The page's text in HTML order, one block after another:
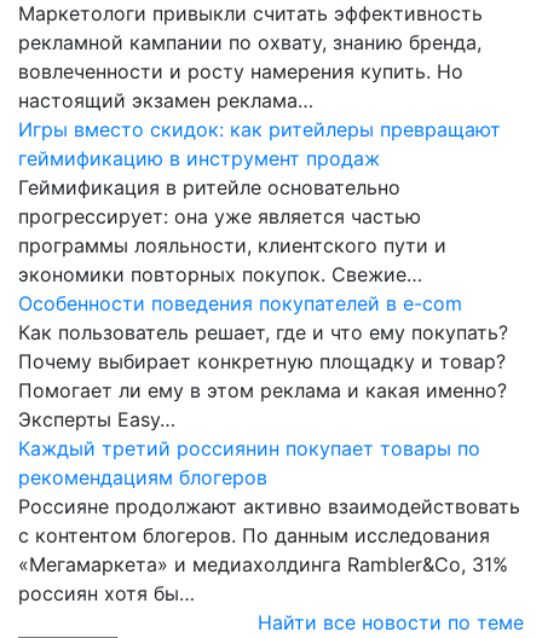
Маркетологи привыкли считать эффективность
рекламной кампании по охвату, знанию бренда,
вовлеченности и росту намерения купить. Но
настоящий экзамен реклама…
Игры вместо скидок: как ритейлеры превращают
геймификацию в инструмент продаж
Геймификация в ритейле основательно
прогрессирует: она уже является частью
программы лояльности, клиентского пути и
экономики повторных покупок. Свежие…
Особенности поведения покупателей в e-com
Как пользователь решает, где и что ему покупать?
Почему выбирает конкретную площадку и товар?
Помогает ли ему в этом реклама и какая именно?
Эксперты Easy…
Каждый третий россиянин покупает товары по
рекомендациям блогеров
Россияне продолжают активно взаимодействовать
с контентом блогеров. По данным исследования
«Мегамаркета» и медиахолдинга Rambler&Co, 31%
россиян хотя бы…
Найти все новости по теме